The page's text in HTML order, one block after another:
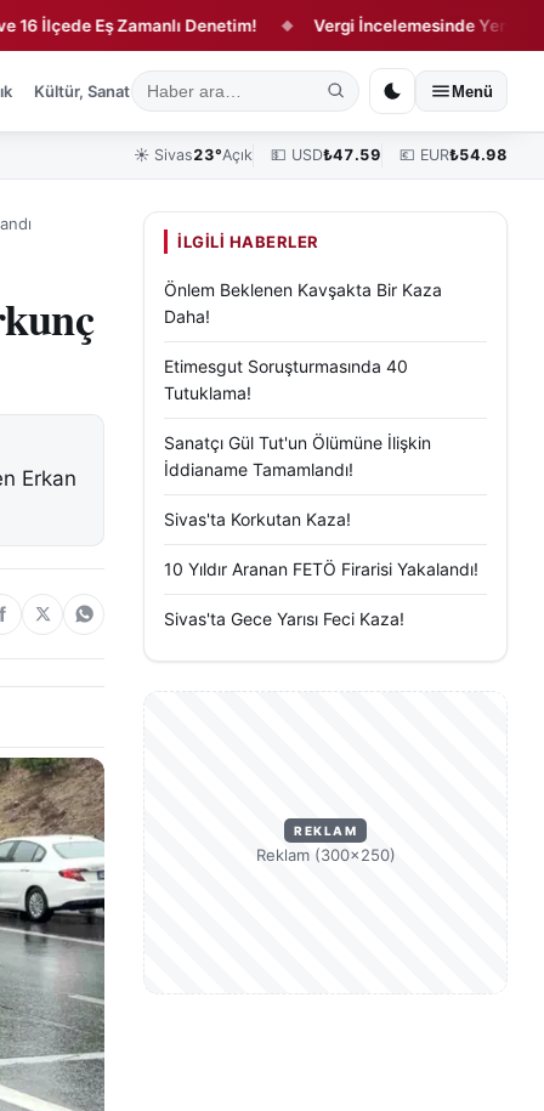
Eş Zamanlı Denetim! ◆ Vergi İncelemesinde Yeni Dönem!
Kültür, Sanat ve Tarih Yaşam Sivas Vefat Edenler Köşe
Menü
☀️ Sivas23°Açık 💵 USD₺47.59 💶 EUR₺54.98
Erkan
İLGILI HABERLER
Önlem Beklenen Kavşakta Bir Kaza
Daha!
Etimesgut Soruşturmasında 40
Tutuklama!
Sanatçı Gül Tut'un Ölümüne İlişkin
İddianame Tamamlandı!
Sivas'ta Korkutan Kaza!
10 Yıldır Aranan FETÖ Firarisi Yakalandı!
Sivas'ta Gece Yarısı Feci Kaza!
REKLAM
Reklam (300×250)